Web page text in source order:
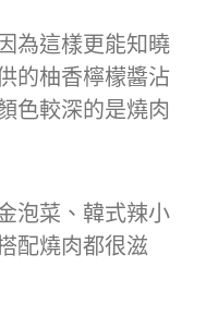
為這樣更能知曉
的柚香檸檬醬沾
色較深的是燒肉
泡菜、韓式辣小
配燒肉都很滋